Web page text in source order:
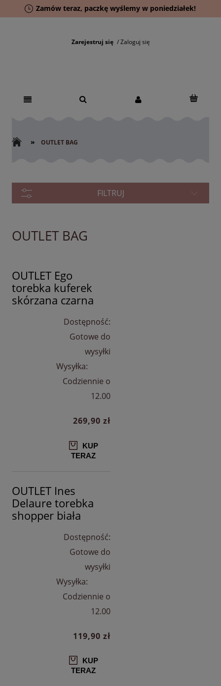
Zamów teraz, paczkę wyślemy w poniedziałek!
Zarejestruj się Zaloguj się
» OUTLET BAG
FILTRUJ
OUTLET BAG
OUTLET Ego
torebka kuferek
skórzana czarna
Dostępność:
Gotowe do
wysyłki
Wysyłka:
Codziennie o
12.00
269,90 zł
KUP
TERAZ
OUTLET Ines
Delaure torebka
shopper biała
Dostępność:
Gotowe do
wysyłki
Wysyłka:
Codziennie o
12.00
119,90 zł
KUP
TERAZ